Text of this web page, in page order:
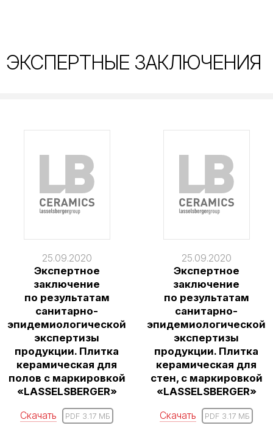
ЭКСПЕРТНЫЕ ЗАКЛЮЧЕНИЯ
25.09.2020
Экспертное
заключение
по результатам
санитарно-
эпидемиологической
экспертизы
продукции. Плитка
керамическая для
полов с маркировкой
«LASSELSBERGER»
Скачать
PDF 3.17 MБ
25.09.2020
Экспертное
заключение
по результатам
санитарно-
эпидемиологической
экспертизы
продукции. Плитка
керамическая для
стен, с маркировкой
«LASSELSBERGER»
Скачать
PDF 3.17 MБ